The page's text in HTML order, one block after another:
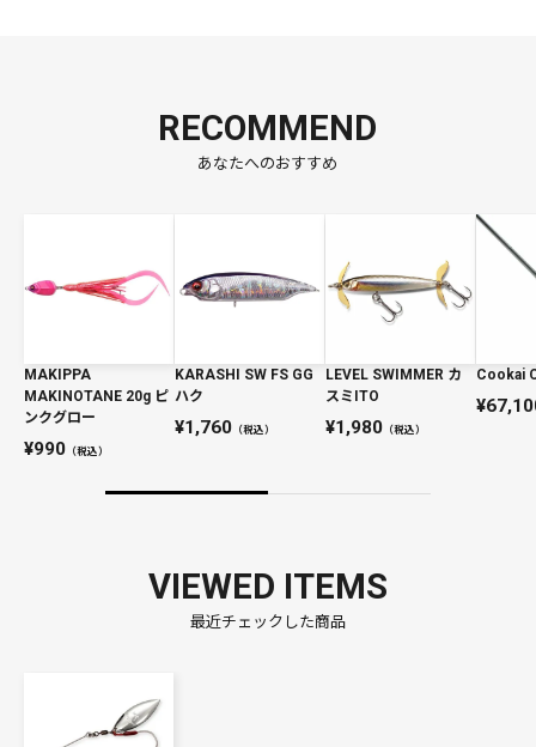
RECOMMEND
あなたへのおすすめ
MAKIPPA
MAKINOTANE 20g ピ
ンクグロー
990 （税込）
KARASHI SW FS GG
ハク
1,760（税込）
LEVEL SWIMMER カ
スミITO
1,980（税込）
Cookai
VIEWED ITEMS
最近チェックした商品